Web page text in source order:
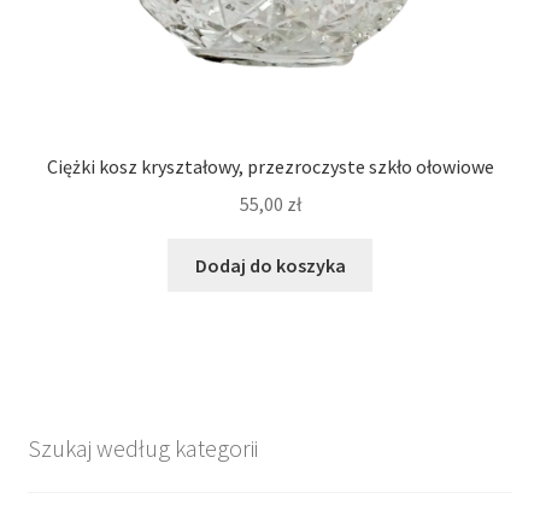
Ciężki kosz kryształowy, przezroczyste szkło ołowiowe
55,00 zł
Dodaj do koszyka
Szukaj według kategorii